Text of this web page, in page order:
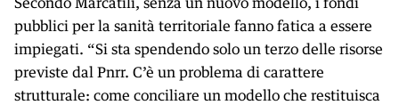
pubblici per la sanità territoriale fanno fatica a essere
impiegati. “Si sta spendendo solo un terzo delle risorse
previste dal Pnrr. C’è un problema di carattere
strutturale: come conciliare un modello che restituisca